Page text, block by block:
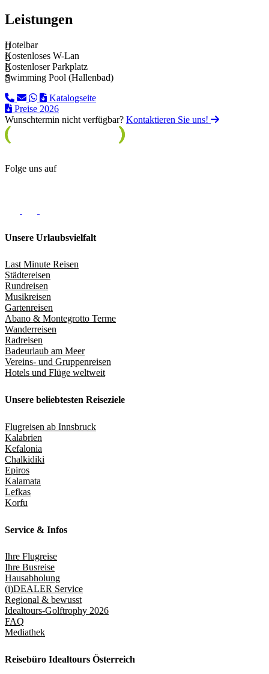
Leistungen
Hotelbar
Kostenloses W-Lan
Kostenloser Parkplatz
Swimming Pool (Hallenbad)
Katalogseite
Preise 2026
Wunschtermin nicht verfügbar? Kontaktieren Sie uns!
Folge uns auf
Unsere Urlaubsvielfalt
Last Minute Reisen
Städtereisen
Rundreisen
Musikreisen
Gartenreisen
Abano & Montegrotto Terme
Wanderreisen
Radreisen
Badeurlaub am Meer
Vereins- und Gruppenreisen
Hotels und Flüge weltweit
Unsere beliebtesten Reiseziele
Flugreisen ab Innsbruck
Kalabrien
Kefalonia
Chalkidiki
Epiros
Kalamata
Lefkas
Korfu
Service & Infos
Ihre Flugreise
Ihre Busreise
Hausabholung
(i)DEALER Service
Regional & bewusst
Idealtours-Golftrophy 2026
FAQ
Mediathek
Reisebüro Idealtours Österreich